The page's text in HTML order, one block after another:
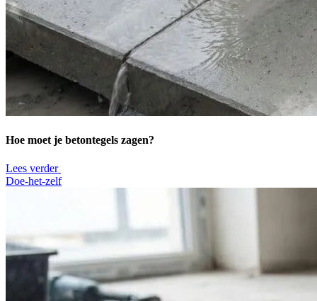
Hoe moet je betontegels zagen?
Lees verder
Doe-het-zelf